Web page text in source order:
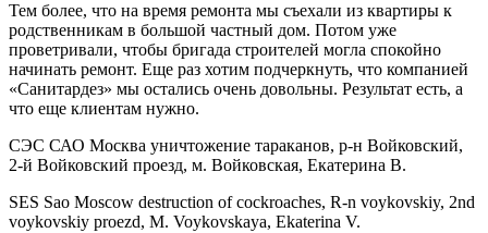
Тем более, что на время ремонта мы съехали из квартиры к
родственникам в большой частный дом. Потом уже
проветривали, чтобы бригада строителей могла спокойно
начинать ремонт. Еще раз хотим подчеркнуть, что компанией
«Санитардез» мы остались очень довольны. Результат есть, а
что еще клиентам нужно.
СЭС САО Москва уничтожение тараканов, р-н Войковский,
2-й Войковский проезд, м. Войковская, Екатерина В.
SES Sao Moscow destruction of cockroaches, R-n voykovskiy, 2nd
voykovskiy proezd, M. Voykovskaya, Ekaterina V.